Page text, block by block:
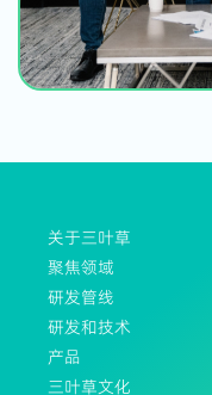
关于三叶草
聚焦领域
研发管线
研发和技术
产品
三叶草文化